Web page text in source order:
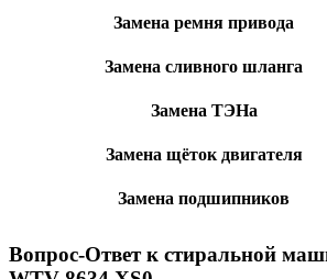
Замена ремня привода
Замена сливного шланга
Замена ТЭНа
Замена щёток двигателя
Замена подшипников
Вопрос-Ответ к стиральной